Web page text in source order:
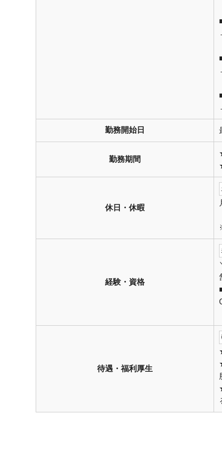
勤務開始日
勤務期間
休日・休暇
経験・資格
待遇・福利厚生